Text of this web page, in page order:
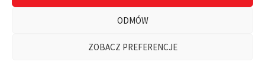
ODMÓW
ZOBACZ PREFERENCJE
Warunki płatności